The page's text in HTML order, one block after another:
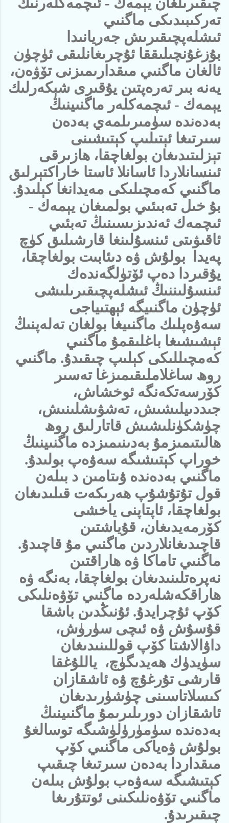
تەركىبىدىكى ماگنىي
ئىشلەپچىقىرىش جەريانىدا
بۇزغۇنچىلىققا ئۇچرىغانلىقى ئۈچۈن
ئالغان ماگنىي مىقدارىمىزنى تۆۋەن،
يەنە بىر تەرەپتىن يۇقىرى شېكەرلىك
يېمەك - ئىچمەكلەر ماگنىينىڭ
بەدەندە سۈمىرىلمەي بەدەن
سىرتىغا ئېتىلىپ كېتىشىنى
تېزلىتىدىغان بولغاچقا، ھازىرقى
ئىنسانلاردا ئاسانلا ئاستا خاراكتېرلىق
ماگنىي كەمچىلىكى مەيدانغا كېلىدۇ.
بۇ خىل تەبىئىي بولمىغان يېمەك -
ئىچمەك ئەندىزىسىنىڭ تەبئىي
ئاقىۋىتى ئىنسۇلىنغا قارشىلىق كۈچ
پەيدا بولۇش ۋە دىئابىت بولغاچقا،
يۇقىردا دەپ ئۆتۈلگەندەك
ئىنسۇلىننىڭ ئىشلەپچىقىرىلىشى
ئۈچۈن ماگنىيگە ئېھتىياجى
سەۋەپلىك ماگنىيغا بولغان تەلەپنىڭ
ئېشىشىغا باغلىقمۇ ماگنىي
كەمچىللىكى كېلىپ چىقىدۇ. ماگنىي
روھ ساغلاملىقىمىزغا تەسىر
كۆرسەتكەنگە ئوخشاش،
جىددىيلىشىش، تەشۋىشلىنىش،
چۈشكۈنلىشىش قاتارلىق روھ
ھالىتىمىزمۇ بەدىنىمىزدە ماگنىينىڭ
خوراپ كېتىشىگە سەۋەپ بولىدۇ.
ماگنىي بەدەندە ۋىتامىن د بىلەن
قول تۇتۇشۇپ ھەرىكەت قىلىدىغان
بولغاچقا، ئاپتاپنى ياخشى
كۆرمەيدىغان، قۇياشتىن
قاچىدىغانلاردىن ماگنىي مۇ قاچىدۇ.
ماگنىي تاماكا ۋە ھاراقتىن
نەپرەتلىنىدىغان بولغاچقا، بەنگە ۋە
ھاراقكەشلەردە ماگنىي تۆۋەنلىكى
كۆپ ئۇچرايدۇ. ئۇنىڭدىن باشقا
قۇسۇش ۋە ئىچى سۈرۈش،
داۋالاشتا كۆپ قوللىنىدىغان
سۈيدۈك ھەيدىگۈچ، ياللۇغقا
قارشى تۇرغۇچ ۋە ئاشقازان
كىسلاتاسىنى چۈشۈرىدىغان
ئاشقازان دورىلىرىمۇ ماگنىينىڭ
بەدەندە سۈمۈرۈلۈشىگە توسالغۇ
بولۇش ۋەياكى ماگنىي كۆپ
مىقداردا بەدەن سىرتىغا چىقىپ
كېتىشىگە سەۋەب بولۇش بىلەن
ماگنىي تۆۋەنلىكىنى ئوتتۇرىغا
چىقىرىدۇ.